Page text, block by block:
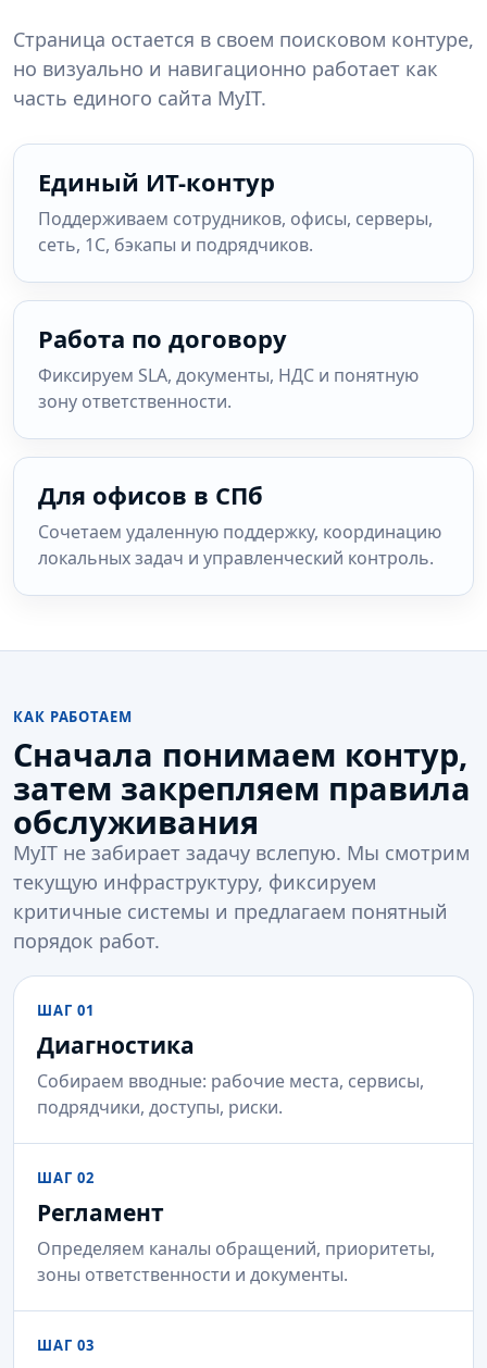
Страница остается в своем поисковом контуре,
но визуально и навигационно работает как
часть единого сайта MyIT.
Единый ИТ-контур
Поддерживаем сотрудников, офисы, серверы,
сеть, 1С, бэкапы и подрядчиков.
Работа по договору
Фиксируем SLA, документы, НДС и понятную
зону ответственности.
Для офисов в СПб
Сочетаем удаленную поддержку, координацию
локальных задач и управленческий контроль.
КАК РАБОТАЕМ
Сначала понимаем контур,
затем закрепляем правила
обслуживания
MyIT не забирает задачу вслепую. Мы смотрим
текущую инфраструктуру, фиксируем
критичные системы и предлагаем понятный
порядок работ.
ШАГ 01
Диагностика
Собираем вводные: рабочие места, сервисы,
подрядчики, доступы, риски.
ШАГ 02
Регламент
Определяем каналы обращений, приоритеты,
зоны ответственности и документы.
ШАГ 03